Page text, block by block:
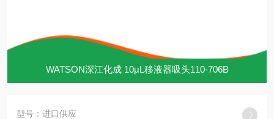
WATSON深江化成 10μL移液器吸头110-706B
型号：进口供应